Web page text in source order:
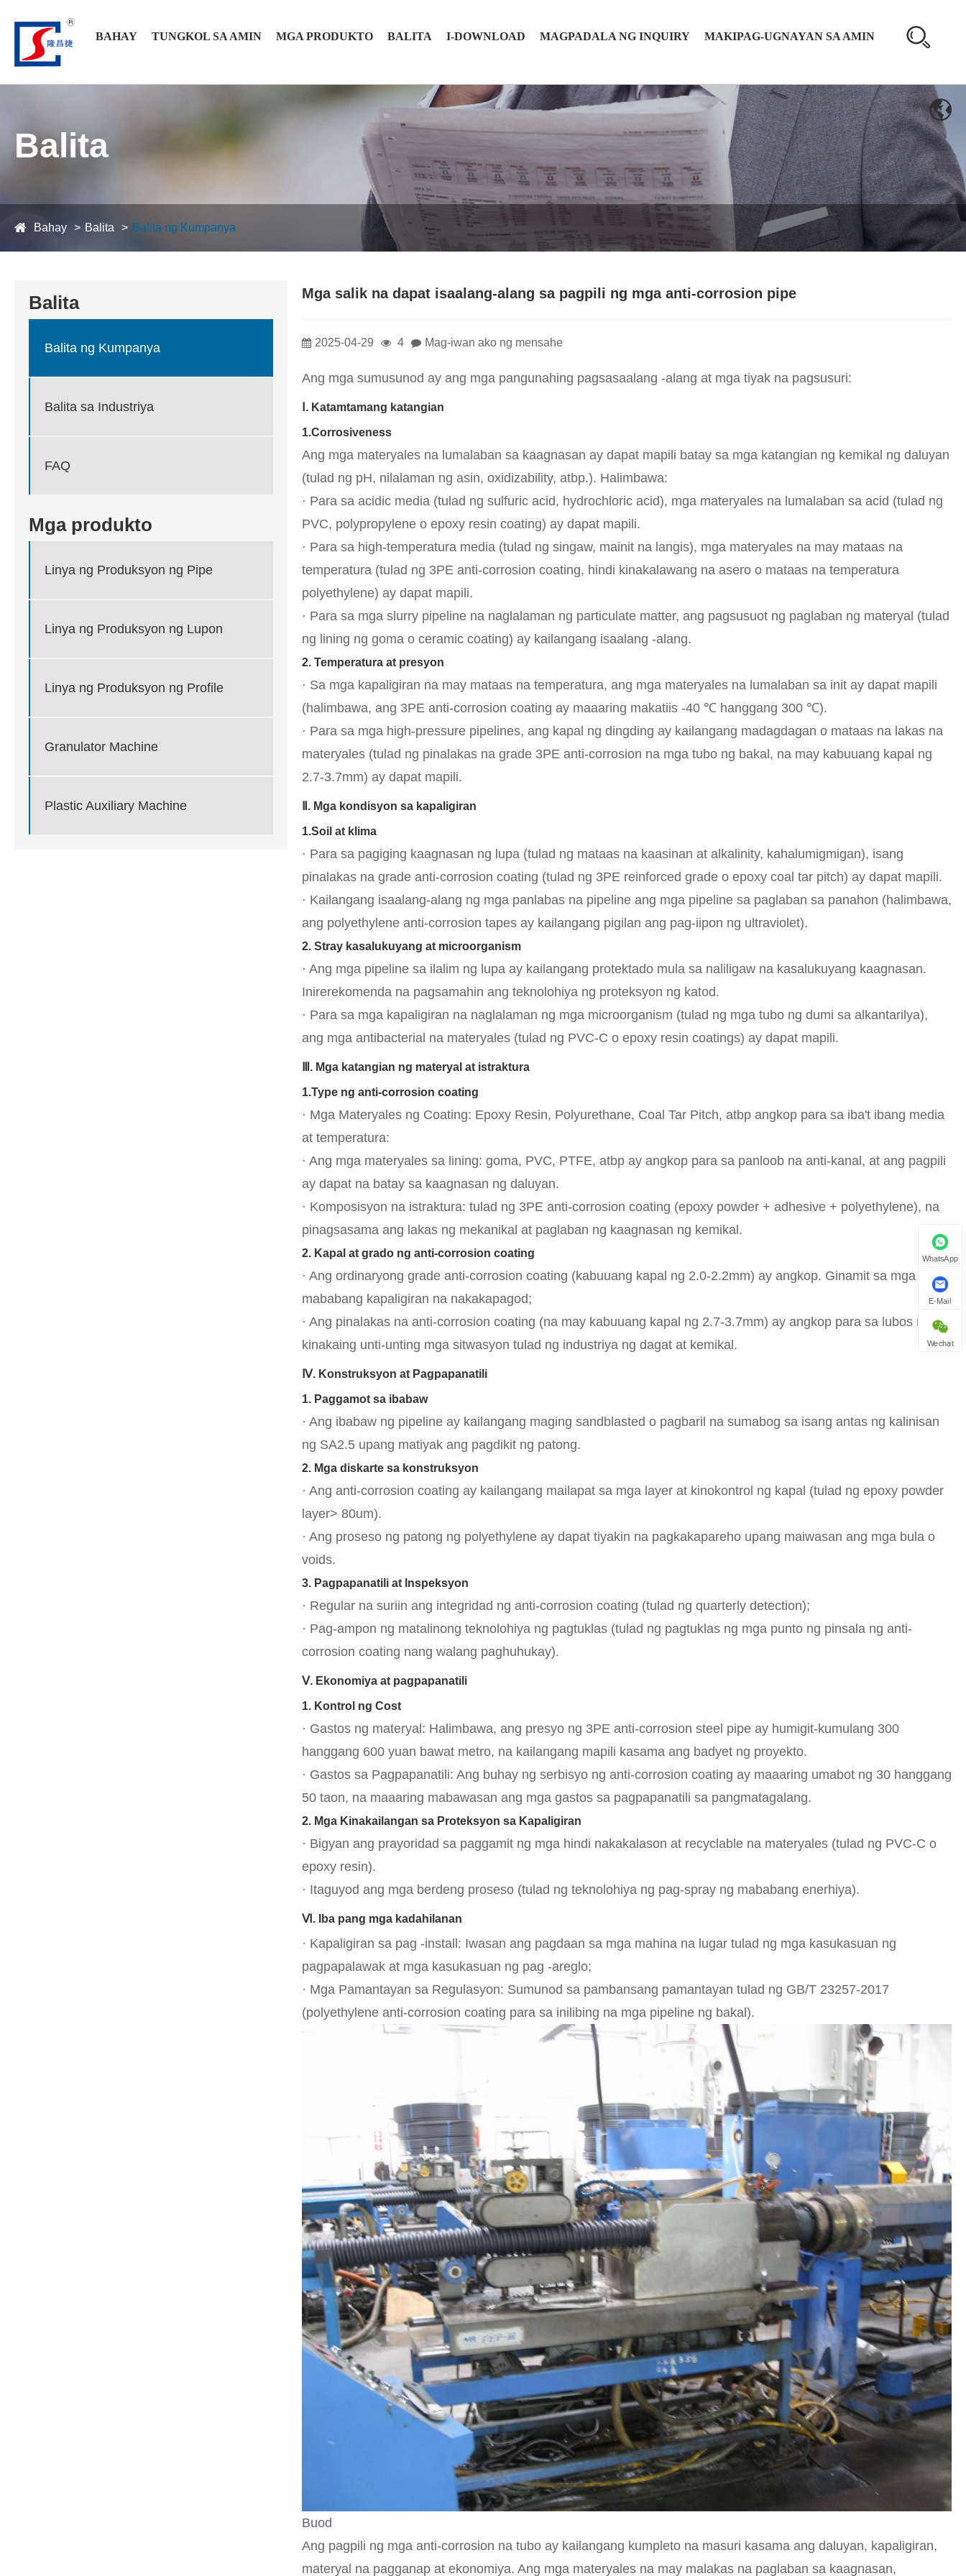
BAHAY TUNGKOL SA AMIN MGA PRODUKTO BALITA I-DOWNLOAD MAGPADALA NG INQUIRY MAKIPAG-UGNAYAN SA AMIN
Balita
Bahay Balita Balita ng Kumpanya
Balita
Balita ng Kumpanya
Balita sa Industriya
FAQ
Mga produkto
Linya ng Produksyon ng Pipe
Linya ng Produksyon ng Lupon
Linya ng Produksyon ng Profile
Granulator Machine
Plastic Auxiliary Machine
Mga salik na dapat isaalang-alang sa pagpili ng mga anti-corrosion pipe
2025-04-29 4 Mag-iwan ako ng mensahe
Ang mga sumusunod ay ang mga pangunahing pagsasaalang -alang at mga tiyak na pagsusuri:
Ⅰ. Katamtamang katangian
1.Corrosiveness
Ang mga materyales na lumalaban sa kaagnasan ay dapat mapili batay sa mga katangian ng kemikal ng daluyan
(tulad ng pH, nilalaman ng asin, oxidizability, atbp.). Halimbawa:
· Para sa acidic media (tulad ng sulfuric acid, hydrochloric acid), mga materyales na lumalaban sa acid (tulad ng
PVC, polypropylene o epoxy resin coating) ay dapat mapili.
· Para sa high-temperatura media (tulad ng singaw, mainit na langis), mga materyales na may mataas na
temperatura (tulad ng 3PE anti-corrosion coating, hindi kinakalawang na asero o mataas na temperatura
polyethylene) ay dapat mapili.
· Para sa mga slurry pipeline na naglalaman ng particulate matter, ang pagsusuot ng paglaban ng materyal (tulad
ng lining ng goma o ceramic coating) ay kailangang isaalang -alang.
2. Temperatura at presyon
· Sa mga kapaligiran na may mataas na temperatura, ang mga materyales na lumalaban sa init ay dapat mapili
(halimbawa, ang 3PE anti-corrosion coating ay maaaring makatiis -40 ℃ hanggang 300 ℃).
· Para sa mga high-pressure pipelines, ang kapal ng dingding ay kailangang madagdagan o mataas na lakas na
materyales (tulad ng pinalakas na grade 3PE anti-corrosion na mga tubo ng bakal, na may kabuuang kapal ng
2.7-3.7mm) ay dapat mapili.
Ⅱ. Mga kondisyon sa kapaligiran
1.Soil at klima
· Para sa pagiging kaagnasan ng lupa (tulad ng mataas na kaasinan at alkalinity, kahalumigmigan), isang
pinalakas na grade anti-corrosion coating (tulad ng 3PE reinforced grade o epoxy coal tar pitch) ay dapat mapili.
· Kailangang isaalang-alang ng mga panlabas na pipeline ang mga pipeline sa paglaban sa panahon (halimbawa,
ang polyethylene anti-corrosion tapes ay kailangang pigilan ang pag-iipon ng ultraviolet).
2. Stray kasalukuyang at microorganism
· Ang mga pipeline sa ilalim ng lupa ay kailangang protektado mula sa naliligaw na kasalukuyang kaagnasan.
Inirerekomenda na pagsamahin ang teknolohiya ng proteksyon ng katod.
· Para sa mga kapaligiran na naglalaman ng mga microorganism (tulad ng mga tubo ng dumi sa alkantarilya),
ang mga antibacterial na materyales (tulad ng PVC-C o epoxy resin coatings) ay dapat mapili.
Ⅲ. Mga katangian ng materyal at istraktura
1.Type ng anti-corrosion coating
· Mga Materyales ng Coating: Epoxy Resin, Polyurethane, Coal Tar Pitch, atbp angkop para sa iba't ibang media
at temperatura:
· Ang mga materyales sa lining: goma, PVC, PTFE, atbp ay angkop para sa panloob na anti-kanal, at ang pagpili
ay dapat na batay sa kaagnasan ng daluyan.
· Komposisyon na istraktura: tulad ng 3PE anti-corrosion coating (epoxy powder + adhesive + polyethylene), na
pinagsasama ang lakas ng mekanikal at paglaban ng kaagnasan ng kemikal.
2. Kapal at grado ng anti-corrosion coating
· Ang ordinaryong grade anti-corrosion coating (kabuuang kapal ng 2.0-2.2mm) ay angkop. Ginamit sa mga
mababang kapaligiran na nakakapagod;
· Ang pinalakas na anti-corrosion coating (na may kabuuang kapal ng 2.7-3.7mm) ay angkop para sa lubos na
kinakaing unti-unting mga sitwasyon tulad ng industriya ng dagat at kemikal.
Ⅳ. Konstruksyon at Pagpapanatili
1. Paggamot sa ibabaw
· Ang ibabaw ng pipeline ay kailangang maging sandblasted o pagbaril na sumabog sa isang antas ng kalinisan
ng SA2.5 upang matiyak ang pagdikit ng patong.
2. Mga diskarte sa konstruksyon
· Ang anti-corrosion coating ay kailangang mailapat sa mga layer at kinokontrol ng kapal (tulad ng epoxy powder
layer> 80um).
· Ang proseso ng patong ng polyethylene ay dapat tiyakin na pagkakapareho upang maiwasan ang mga bula o
voids.
3. Pagpapanatili at Inspeksyon
· Regular na suriin ang integridad ng anti-corrosion coating (tulad ng quarterly detection);
· Pag-ampon ng matalinong teknolohiya ng pagtuklas (tulad ng pagtuklas ng mga punto ng pinsala ng anti-
corrosion coating nang walang paghuhukay).
Ⅴ. Ekonomiya at pagpapanatili
1. Kontrol ng Cost
· Gastos ng materyal: Halimbawa, ang presyo ng 3PE anti-corrosion steel pipe ay humigit-kumulang 300
hanggang 600 yuan bawat metro, na kailangang mapili kasama ang badyet ng proyekto.
· Gastos sa Pagpapanatili: Ang buhay ng serbisyo ng anti-corrosion coating ay maaaring umabot ng 30 hanggang
50 taon, na maaaring mabawasan ang mga gastos sa pagpapanatili sa pangmatagalang.
2. Mga Kinakailangan sa Proteksyon sa Kapaligiran
· Bigyan ang prayoridad sa paggamit ng mga hindi nakakalason at recyclable na materyales (tulad ng PVC-C o
epoxy resin).
· Itaguyod ang mga berdeng proseso (tulad ng teknolohiya ng pag-spray ng mababang enerhiya).
Ⅵ. Iba pang mga kadahilanan
· Kapaligiran sa pag -install: Iwasan ang pagdaan sa mga mahina na lugar tulad ng mga kasukasuan ng
pagpapalawak at mga kasukasuan ng pag -areglo;
· Mga Pamantayan sa Regulasyon: Sumunod sa pambansang pamantayan tulad ng GB/T 23257-2017
(polyethylene anti-corrosion coating para sa inilibing na mga pipeline ng bakal).
Buod
Ang pagpili ng mga anti-corrosion na tubo ay kailangang kumpleto na masuri kasama ang daluyan, kapaligiran,
materyal na pagganap at ekonomiya. Ang mga materyales na may malakas na paglaban sa kaagnasan,
WhatsApp
E-Mail
Wechat